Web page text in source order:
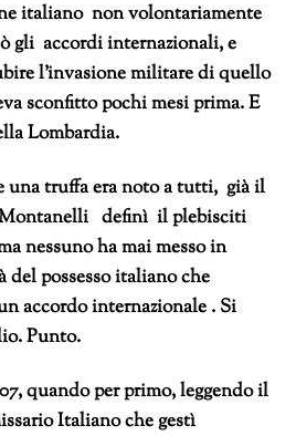
italiano non volontariamente
gli accordi internazionali, e
l’invasione militare di quello
sconfitto pochi mesi prima. E
Lombardia.
una truffa era noto a tutti, già il
Montanelli definì il plebisciti
nessuno ha mai messo in
possesso italiano che
accordo internazionale . Si
Punto.
quando per primo, leggendo il
Italiano che gestì